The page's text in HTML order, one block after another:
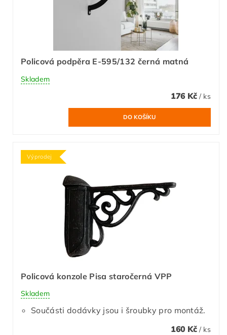
Policová podpěra E-595/132 černá matná
Skladem
176 Kč / ks
Výprodej
Policová konzole Pisa staročerná VPP
Skladem
Součásti dodávky jsou i šroubky pro montáž.
160 Kč / ks